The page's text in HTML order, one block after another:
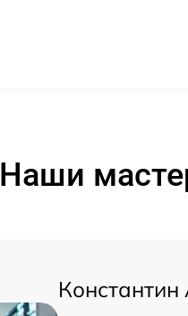
Наши